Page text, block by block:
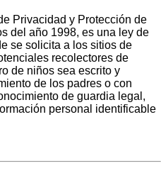
Privacidad y Protección de
del año 1998, es una ley de
se solicita a los sitios de
recolectores de
de niños sea escrito y
de los padres o con
de guardia legal,
personal identificable